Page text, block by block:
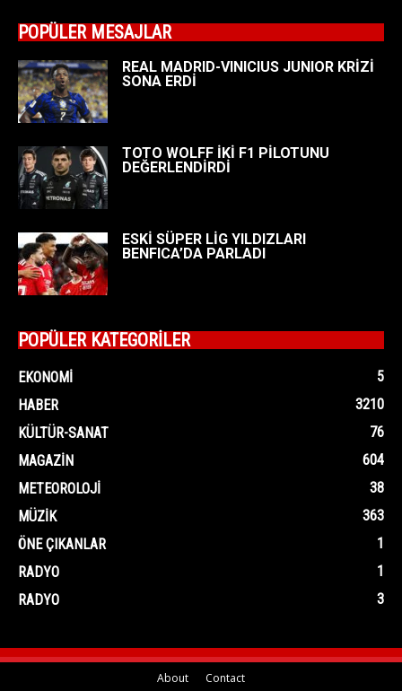
POPÜLER MESAJLAR
REAL MADRID-VINICIUS JUNIOR KRİZİ
SONA ERDİ
TOTO WOLFF İKİ F1 PİLOTUNU
DEĞERLENDİRDİ
ESKİ SÜPER LİG YILDIZLARI
BENFICA’DA PARLADI
POPÜLER KATEGORİLER
EKONOMI
5
HABER
3210
KÜLTÜR-SANAT
76
MAGAZIN
604
METEOROLOJI
38
MÜZIK
363
ÖNE ÇIKANLAR
1
RADYO
1
RADYO
3
About Contact